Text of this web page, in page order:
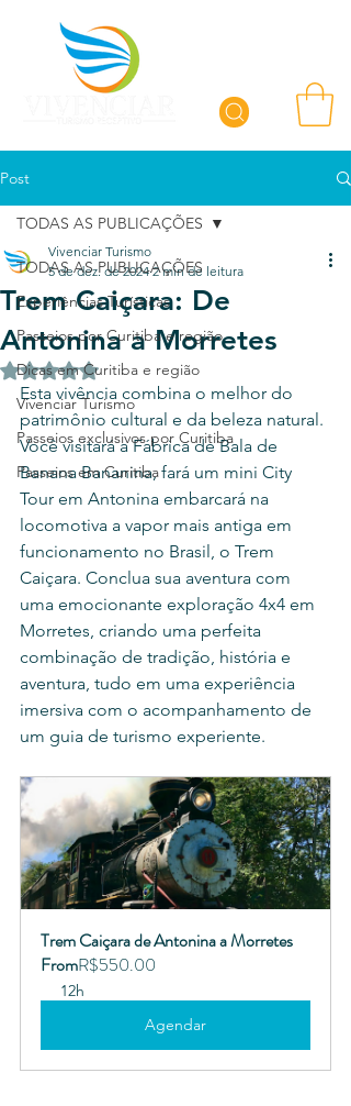
Post
TODAS AS PUBLICAÇÕES
Experiências Turísticas
Passeios por Curitiba e região
Dicas em Curitiba e região
Vivenciar Turismo
Passeios exclusivos por Curitiba
Passeios em Curitiba
TODAS AS PUBLICAÇÕES
Trem Caiçara: De
Antonina a Morretes
Vivenciar Turismo
5 de dez. de 2024 2 min de leitura
Avaliado com NaN de 5 estrelas.
Esta vivência combina o melhor do
patrimônio cultural e da beleza natural.
Você visitará a Fábrica de Bala de
Banana Bananina, fará um mini City
Tour em Antonina embarcará na
locomotiva a vapor mais antiga em
funcionamento no Brasil, o Trem
Caiçara. Conclua sua aventura com
uma emocionante exploração 4x4 em
Morretes, criando uma perfeita
combinação de tradição, história e
aventura, tudo em uma experiência
imersiva com o acompanhamento de
um guia de turismo experiente.
Trem Caiçara de Antonina a Morretes
FromR$550.00
12h
Agendar